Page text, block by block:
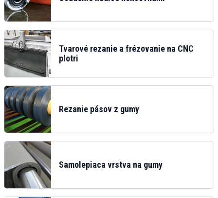
Tvarové rezanie a frézovanie na CNC
plotri
Rezanie pásov z gumy
Samolepiaca vrstva na gumy